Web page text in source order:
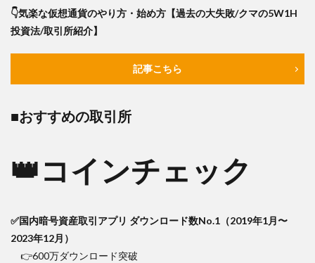
👇気楽な仮想通貨のやり方・始め方【過去の大失敗/クマの5W1H
投資法/取引所紹介】
記事こちら
■おすすめの取引所
👑コインチェック
✅国内暗号資産取引アプリ ダウンロード数No.1（2019年1月〜
2023年12月）
👉600万ダウンロード突破